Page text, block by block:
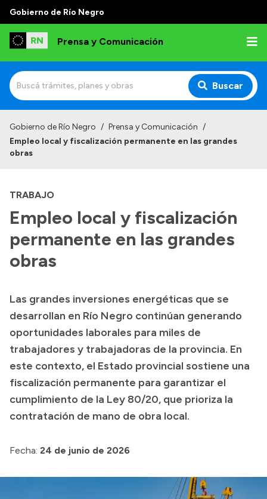
Gobierno de Río Negro
Prensa y Comunicación
Buscar
Institucional
Referentes de prensa
Archivo de noticias
Transparencia
Boletín Oficial
Compras y licitaciones
Consulta de expedientes
Consulta de pago a proveedores
Convocatorias
Intranet
Gobierno de Río Negro / Prensa y Comunicación /
Empleo local y fiscalización permanente en las grandes
obras
TRABAJO
Empleo local y fiscalización
permanente en las grandes
obras
Las grandes inversiones energéticas que se
desarrollan en Río Negro continúan generando
oportunidades laborales para miles de
trabajadores y trabajadoras de la provincia. En
este contexto, el Estado provincial sostiene una
fiscalización permanente para garantizar el
cumplimiento de la Ley 80/20, que prioriza la
contratación de mano de obra local.
Fecha: 24 de junio de 2026